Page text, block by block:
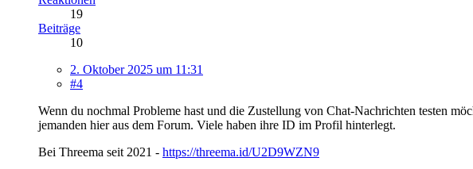
19
Beiträge
10
2. Oktober 2025 um 11:31
#4
Wenn du nochmal Probleme hast und die Zustellung von Chat-Nachrichten testen
jemanden hier aus dem Forum. Viele haben ihre ID im Profil hinterlegt.
Bei Threema seit 2021 - https://threema.id/U2D9WZN9